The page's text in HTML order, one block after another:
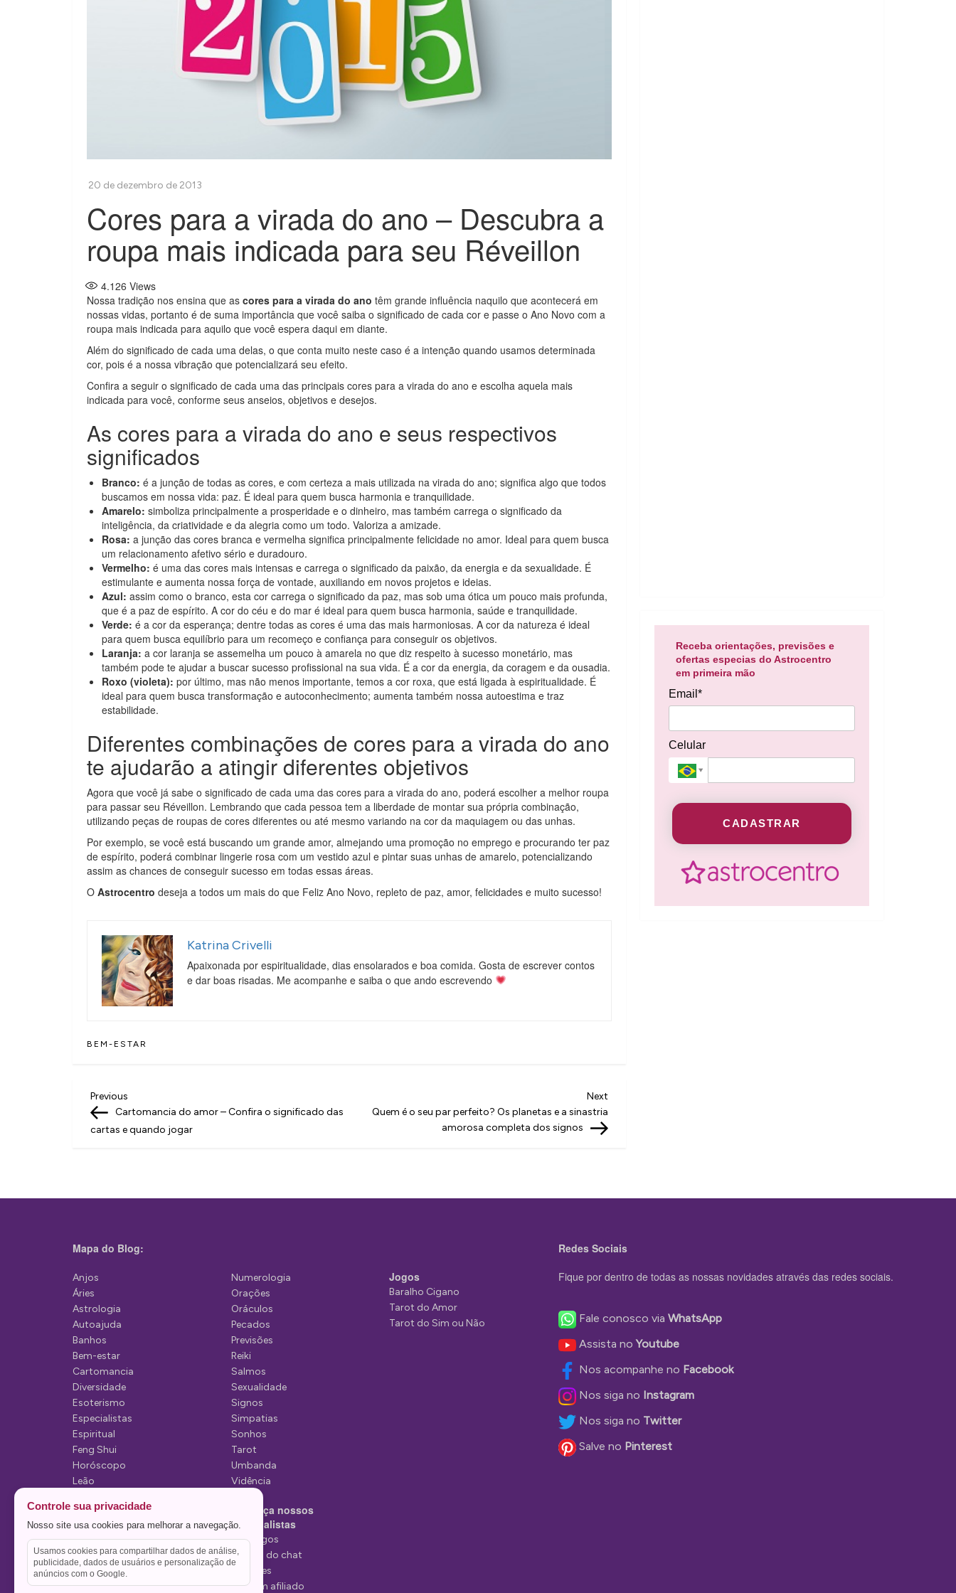
Cores para a virada do ano – Descubra a
roupa mais indicada para seu Réveillon
4.126 Views
Nossa tradição nos ensina que as cores para a virada do ano têm grande influência naquilo que acontecerá em
nossas vidas, portanto é de suma importância que você saiba o significado de cada cor e passe o Ano Novo com a
roupa mais indicada para aquilo que você espera daqui em diante.
Além do significado de cada uma delas, o que conta muito neste caso é a intenção quando usamos determinada
cor, pois é a nossa vibração que potencializará seu efeito.
Confira a seguir o significado de cada uma das principais cores para a virada do ano e escolha aquela mais
indicada para você, conforme seus anseios, objetivos e desejos.
As cores para a virada do ano e seus respectivos
significados
Branco: é a junção de todas as cores, e com certeza a mais utilizada na virada do ano; significa algo que todos
buscamos em nossa vida: paz. É ideal para quem busca harmonia e tranquilidade.
Amarelo: simboliza principalmente a prosperidade e o dinheiro, mas também carrega o significado da
inteligência, da criatividade e da alegria como um todo. Valoriza a amizade.
Rosa: a junção das cores branca e vermelha significa principalmente felicidade no amor. Ideal para quem busca
um relacionamento afetivo sério e duradouro.
Vermelho: é uma das cores mais intensas e carrega o significado da paixão, da energia e da sexualidade. É
estimulante e aumenta nossa força de vontade, auxiliando em novos projetos e ideias.
Azul: assim como o branco, esta cor carrega o significado da paz, mas sob uma ótica um pouco mais profunda,
que é a paz de espírito. A cor do céu e do mar é ideal para quem busca harmonia, saúde e tranquilidade.
Verde: é a cor da esperança; dentre todas as cores é uma das mais harmoniosas. A cor da natureza é ideal
para quem busca equilíbrio para um recomeço e confiança para conseguir os objetivos.
Laranja: a cor laranja se assemelha um pouco à amarela no que diz respeito à sucesso monetário, mas
também pode te ajudar a buscar sucesso profissional na sua vida. É a cor da energia, da coragem e da ousadia.
Roxo (violeta): por último, mas não menos importante, temos a cor roxa, que está ligada à espiritualidade. É
ideal para quem busca transformação e autoconhecimento; aumenta também nossa autoestima e traz
estabilidade.
Diferentes combinações de cores para a virada do ano
te ajudarão a atingir diferentes objetivos
Agora que você já sabe o significado de cada uma das cores para a virada do ano, poderá escolher a melhor roupa
para passar seu Réveillon. Lembrando que cada pessoa tem a liberdade de montar sua própria combinação,
utilizando peças de roupas de cores diferentes ou até mesmo variando na cor da maquiagem ou das unhas.
Por exemplo, se você está buscando um grande amor, almejando uma promoção no emprego e procurando ter paz
de espírito, poderá combinar lingerie rosa com um vestido azul e pintar suas unhas de amarelo, potencializando
assim as chances de conseguir sucesso em todas essas áreas.
O Astrocentro deseja a todos um mais do que Feliz Ano Novo, repleto de paz, amor, felicidades e muito sucesso!
Katrina Crivelli
Apaixonada por espiritualidade, dias ensolarados e boa comida. Gosta de escrever contos
e dar boas risadas. Me acompanhe e saiba o que ando escrevendo
BEM-ESTAR
N
a
g
ç
o
d
e
P
o
s
t
Previous
Post
Previous
Cartomancia do amor – Confira o significado das
cartas e quando jogar
Next
Quem é o seu par perfeito? Os planetas e a sinastria
amorosa completa dos signos
Receba orientações, previsões e
ofertas especias do Astrocentro
em primeira mão
Email*
Celular
CADASTRAR
Mapa do Blog:
Anjos
Áries
Astrologia
Autoajuda
Banhos
Bem-estar
Cartomancia
Diversidade
Esoterismo
Especialistas
Espiritual
Feng Shui
Horóscopo
Leão
Mediunidade
Mensagens
Numerologia
Orações
Oráculos
Pecados
Previsões
Reiki
Salmos
Sexualidade
Signos
Simpatias
Sonhos
Tarot
Umbanda
Vidência
Conheça nossos
Especialistas
Tarólogos
Estelas do chat
Videntes
Seja um afiliado
Jogos
Baralho Cigano
Tarot do Amor
Tarot do Sim ou Não
Redes Sociais
Fique por dentro de todas as nossas novidades através das redes sociais.
Fale conosco via WhatsApp
Assista noYoutube
Nos acompanhe no Facebook
Nos siga no Instagram
Nos siga no Twitter
Salve no Pinterest
Controle sua privacidade
Nosso site usa cookies para melhorar a navegação.
Usamos cookies para compartilhar dados de análise,
publicidade, dados de usuários e personalização de
anúncios com o Google.